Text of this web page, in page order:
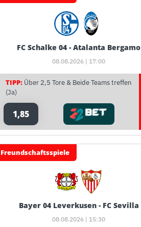
FC Schalke 04 - Atalanta Bergamo
08.08.2026 | 17:00
TIPP: Über 2,5 Tore & Beide Teams treffen
(Ja)
1,85
Freundschaftsspiele
Bayer 04 Leverkusen - FC Sevilla
08.08.2026 | 15:30